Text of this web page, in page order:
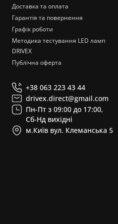
Доставка та оплата
Гарантія та повернення
Графік роботи
Методика тестування LED ламп
DRIVEX
Публічна оферта
+38 063 223 43 44
drivex.direct@gmail.com
Пн-Пт з 09:00 до 17:00,
Сб-Нд вихідні
м.Київ вул. Клеманська 5